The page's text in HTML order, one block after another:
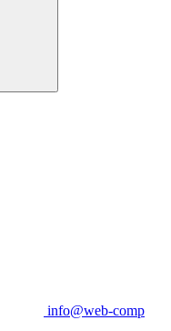
info@web-comp